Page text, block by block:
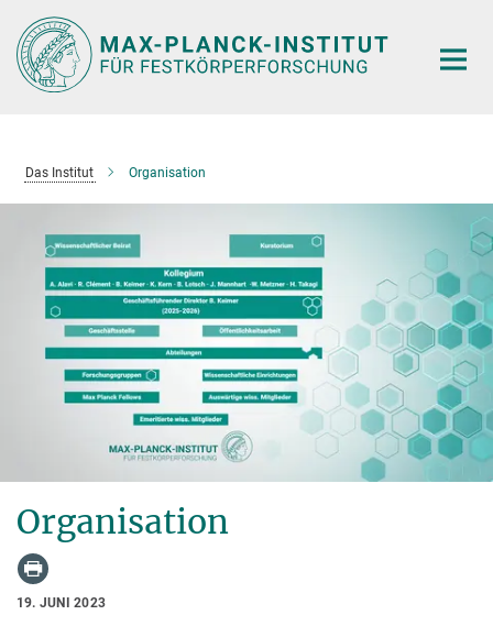
Hauptinhalt
Das Institut Organisation
Organisation
19. JUNI 2023